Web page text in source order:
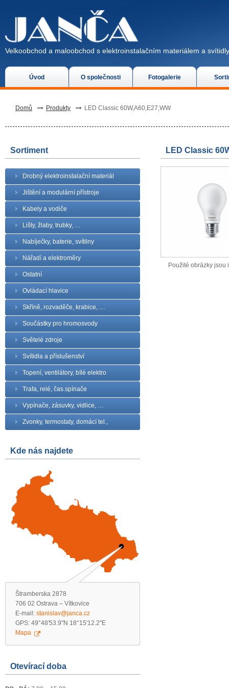
Úvod O společnosti Fotogalerie
Velkoobchod a maloobchod s elektroinstalačním materiálem a
Domů Produkty LED Classic 60W,A60,E27,WW
Sortiment
Drobný elektroinstalační materiál
Jištění a modulární přístroje
Kabely a vodiče
Lišty, žlaby, trubky, …
Nabíječky, baterie, svítilny
Nářadí a elektroměry
Ostatní
Ovládací hlavice
Skříně, rozvaděče, krabice, …
Součástky pro hromosvody
Světelé zdroje
Svítidla a příslušenství
Topení, ventilátory, bílé elektro
Trafa, relé, čas.spínače
Vypínače, zásuvky, vidlice, …
Zvonky, termostaty, domácí tel.,
Kde nás najdete
Štramberska 2878
706 02 Ostrava – Vítkovice
E-mail: stanislav@janca.cz
GPS: 49°48'53.9"N 18°15'12.2"E
Mapa
Otevírací doba
LED Classic
Použité obrázky jsou